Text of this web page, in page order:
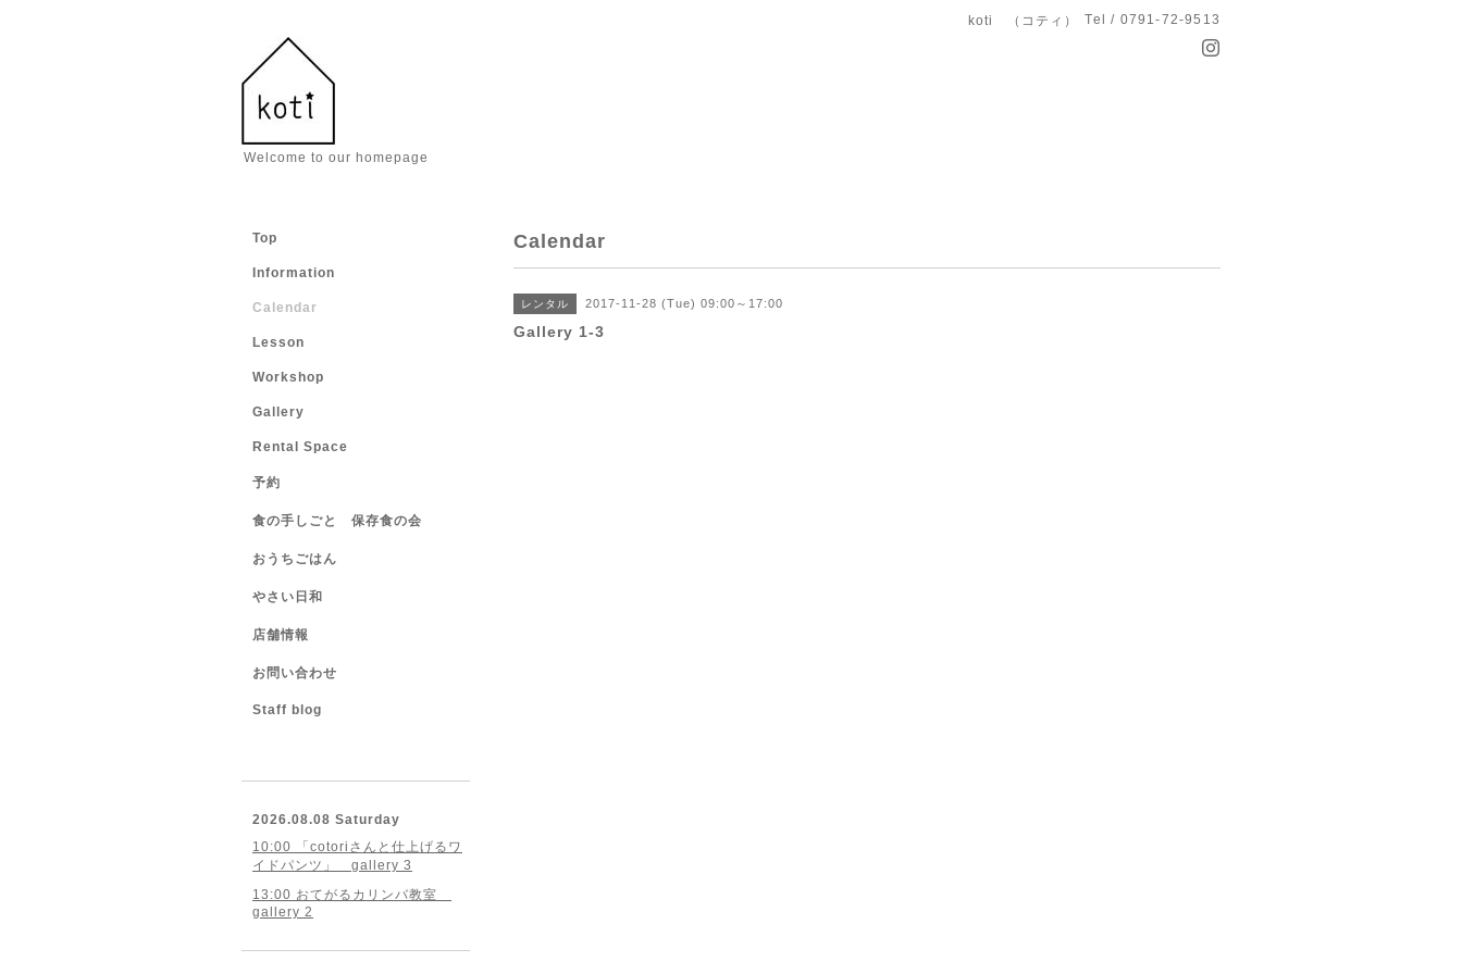
koti （コティ） Tel / 0791-72-9513
Welcome to our homepage
Calendar
レンタル 2017-11-28 (Tue) 09:00～17:00
Gallery 1-3
Top
Information
Calendar
Lesson
Workshop
Gallery
Rental Space
予約
食の手しごと 保存食の会
おうちごはん
やさい日和
店舗情報
お問い合わせ
Staff blog
2026.08.08 Saturday
10:00 「cotoriさんと仕上げるワ
イドパンツ」 gallery 3
13:00 おてがるカリンバ教室
gallery 2